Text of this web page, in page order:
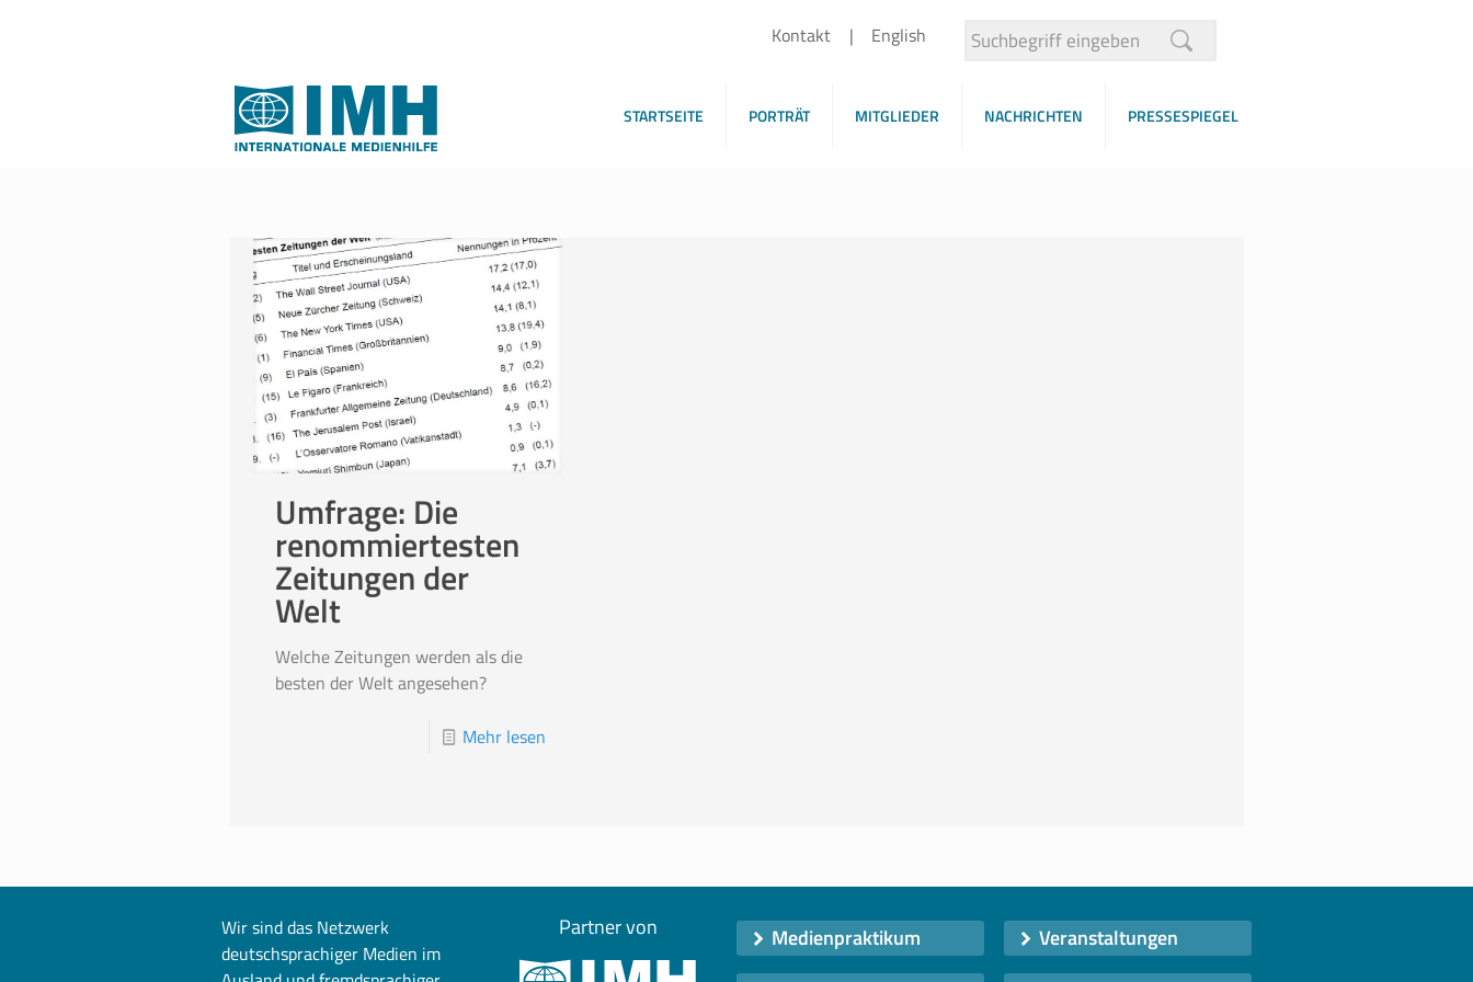
Kontakt English
STARTSEITE PORTRÄT MITGLIEDER NACHRICHTEN PRESSESPIEGEL
Umfrage: Die
renommiertesten
Zeitungen der
Welt
Welche Zeitungen werden als die
besten der Welt angesehen?
Mehr lesen
Wir sind das Netzwerk
deutschsprachiger Medien im
Partner von
Medienpraktikum
Veranstaltungen